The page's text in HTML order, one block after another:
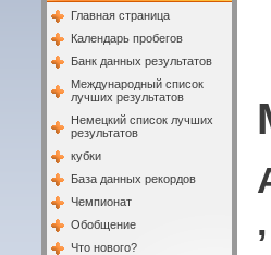
Главная страница
Календарь пробегов
Банк данных результатов
Международный список
лучших результатов
Немецкий список лучших
результатов
кубки
База данных рекордов
Чемпионат
Обобщение
Что нового?